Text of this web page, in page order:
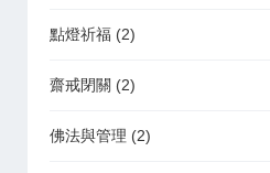
點燈祈福 (2)
齋戒閉關 (2)
佛法與管理 (2)